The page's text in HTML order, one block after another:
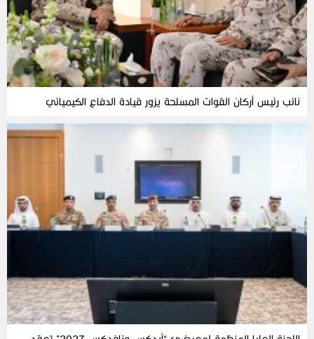
نائب رئيس أركان القوات المسلحة يزور قيادة الدفاع الكيميائي